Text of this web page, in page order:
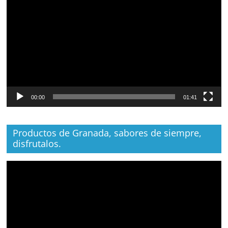
00:00 01:41
Productos de Granada, sabores de siempre,
disfrutalos.